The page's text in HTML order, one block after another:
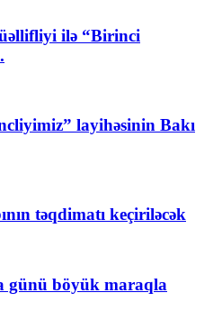
ilə “Birinci
layihəsinin Bakı
təqdimatı keçiriləcək
günü böyük maraqla